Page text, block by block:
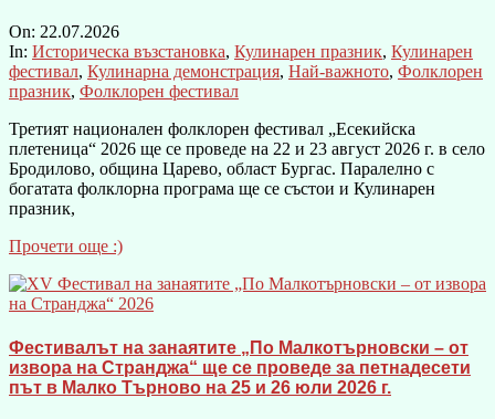
On: 22.07.2026
In: Историческа възстановка, Кулинарен празник, Кулинарен
фестивал, Кулинарна демонстрация, Най-важното, Фолклорен
празник, Фолклорен фестивал
Третият национален фолклорен фестивал „Есекийска
плетеница“ 2026 ще се проведе на 22 и 23 август 2026 г. в село
Бродилово, община Царево, област Бургас. Паралелно с
богатата фолклорна програма ще се състои и Кулинарен
празник,
Прочети още :)
Фестивалът на занаятите „По Малкотърновски – от
извора на Странджа“ ще се проведе за петнадесети
път в Малко Търново на 25 и 26 юли 2026 г.